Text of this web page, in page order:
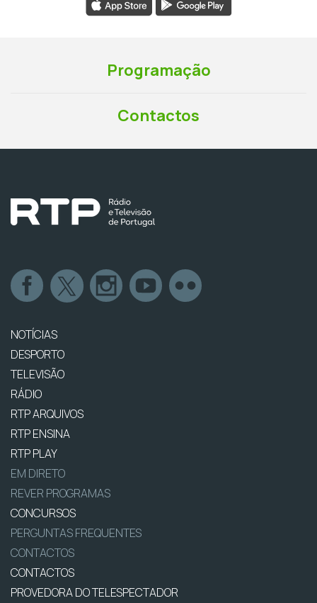
Programação
Contactos
NOTÍCIAS
DESPORTO
TELEVISÃO
RÁDIO
RTP ARQUIVOS
RTP ENSINA
RTP PLAY
EM DIRETO
REVER PROGRAMAS
CONCURSOS
PERGUNTAS FREQUENTES
CONTACTOS
CONTACTOS
PROVEDORA DO TELESPECTADOR